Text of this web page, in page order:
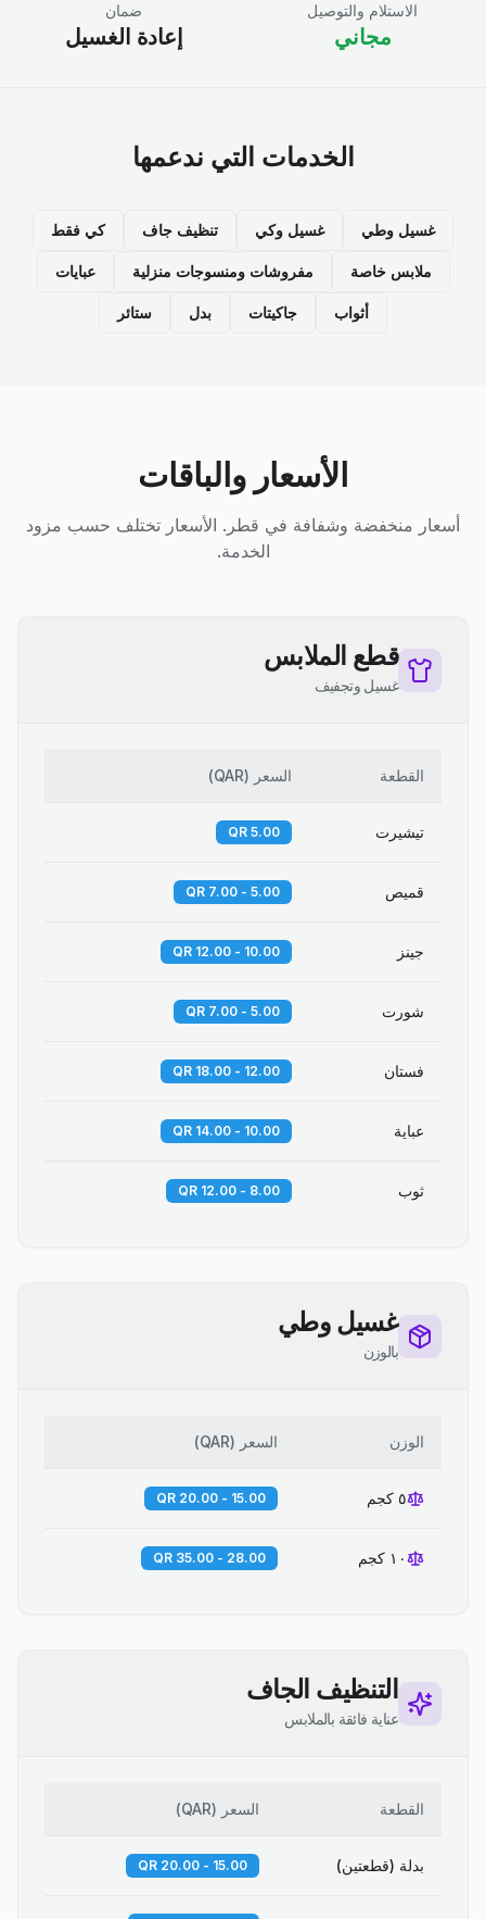
الاستلام والتوصيل
مجاني
ضمان
إعادة الغسيل
الخدمات التي ندعمها
غسيل وطي غسيل وكي تنظيف جاف كي فقط
ملابس خاصة مفروشات ومنسوجات منزلية عبايات
أثواب جاكيتات بدل ستائر
الأسعار والباقات
أسعار منخفضة وشفافة في قطر. الأسعار تختلف حسب مزود
الخدمة.
قطع الملابس
غسيل وتجفيف
القطعة السعر (
QAR
)
تيشيرت 5.00 QR
قميص 5.00 - 7.00 QR
جينز 10.00 - 12.00 QR
شورت 5.00 - 7.00 QR
فستان 12.00 - 18.00 QR
عباية 10.00 - 14.00 QR
ثوب 8.00 - 12.00 QR
غسيل وطي
بالوزن
الوزن السعر (
QAR
)
٥ كجم 15.00 - 20.00 QR
١٠ كجم 28.00 - 35.00 QR
التنظيف الجاف
عناية فائقة بالملابس
القطعة السعر (
QAR
)
بدلة (قطعتين) 15.00 - 20.00 QR